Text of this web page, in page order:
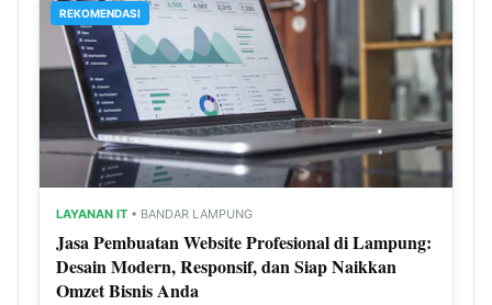
REKOMENDASI
LAYANAN IT • BANDAR LAMPUNG
Jasa Pembuatan Website Profesional di Lampung:
Desain Modern, Responsif, dan Siap Naikkan
Omzet Bisnis Anda